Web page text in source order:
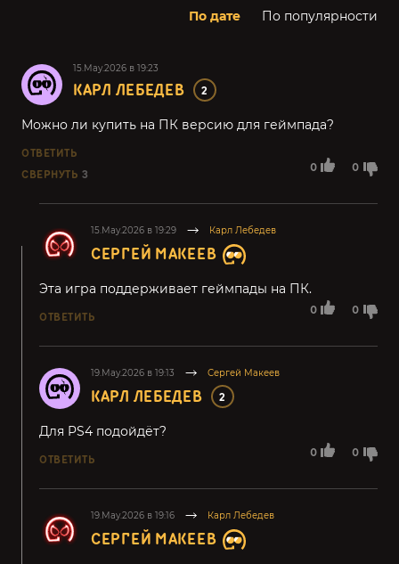
По дате По популярности
15.May.2026 в 19:23
КАРЛ ЛЕБЕДЕВ 2
0 0
Можно ли купить на ПК версию для геймпада?
ОТВЕТИТЬ
СВЕРНУТЬ 3
15.May.2026 в 19:29 Карл Лебедев
СЕРГЕЙ МАКЕЕВ
0 0
Эта игра поддерживает геймпады на ПК.
ОТВЕТИТЬ
19.May.2026 в 19:13 Сергей Макеев
КАРЛ ЛЕБЕДЕВ 2
0 0
Для PS4 подойдёт?
ОТВЕТИТЬ
19.May.2026 в 19:16 Карл Лебедев
СЕРГЕЙ МАКЕЕВ